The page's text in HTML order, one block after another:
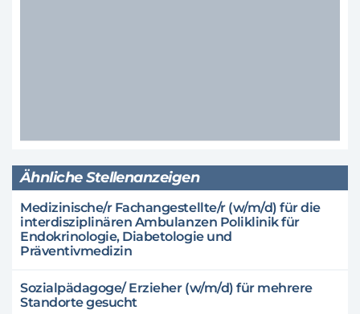
Ähnliche Stellenanzeigen
Medizinische/r Fachangestellte/r (w/m/d) für die
interdisziplinären Ambulanzen Poliklinik für
Endokrinologie, Diabetologie und
Präventivmedizin
Sozialpädagoge/ Erzieher (w/m/d) für mehrere
Standorte gesucht